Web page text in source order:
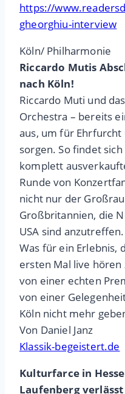
https://
gheorghiu-interview
Köln/ Philharmonie
Riccardo Mutis
nach Köln!
Riccardo Muti und
Orchestra – bereits
aus, um für Ehrfurcht
sorgen. So findet
komplett
Runde von
nicht nur der
Großbritannien, die
USA sind anzutreffen.
Was für ein Erlebnis,
ersten Mal live
von einer echten
von einer
Köln nicht mehr
Von Daniel Janz
Klassik-begeistert.de
Kulturfarce in
Laufenberg